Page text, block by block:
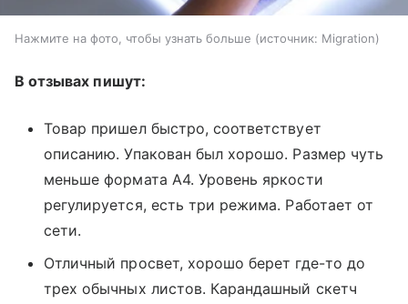
Нажмите на фото, чтобы узнать больше источник: Migration
В отзывах пишут:
Товар пришел быстро, соответствует
описанию. Упакован был хорошо. Размер чуть
меньше формата А4. Уровень яркости
регулируется, есть три режима. Работает от
сети.
Отличный просвет, хорошо берет где-то до
трех обычных листов. Карандашный скетч